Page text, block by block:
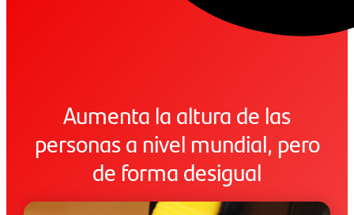
Aumenta la altura de las
personas a nivel mundial, pero
de forma desigual